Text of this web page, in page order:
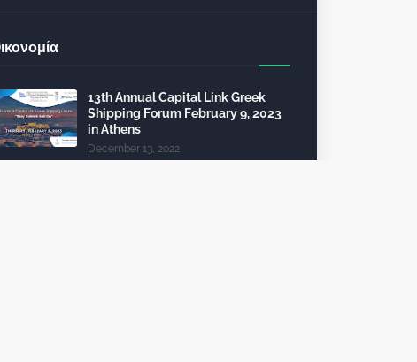
13th Annual Capital Link Greek
Shipping Forum February 9, 2023
in Athens
December 13, 2022